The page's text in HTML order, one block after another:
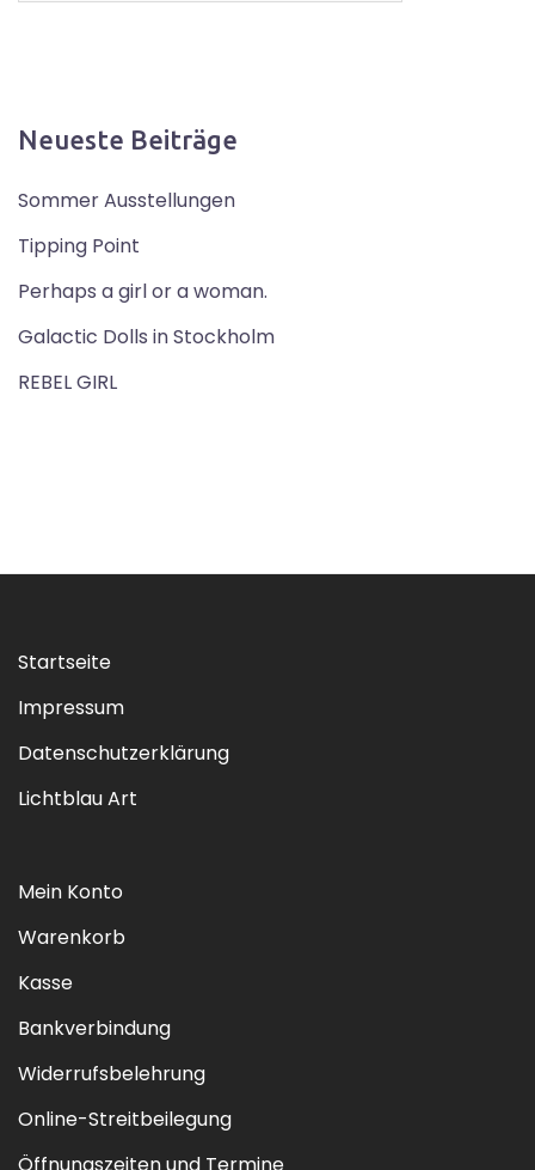
Neueste Beiträge
Sommer Ausstellungen
Tipping Point
Perhaps a girl or a woman.
Galactic Dolls in Stockholm
REBEL GIRL
Startseite
Impressum
Datenschutzerklärung
Lichtblau Art
Mein Konto
Warenkorb
Kasse
Bankverbindung
Widerrufsbelehrung
Online-Streitbeilegung